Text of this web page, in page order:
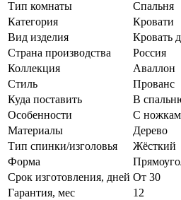
Тип комнаты
Спальня
Категория
Кровати
Вид изделия
Кровать
Страна производства
Россия
Коллекция
Аваллон
Стиль
Прованс
Куда поставить
В
Особенности
С
Материалы
Дерево
Тип спинки/изголовья
Жёсткий
Форма
Срок изготовления, дней От 30
Гарантия, мес
12